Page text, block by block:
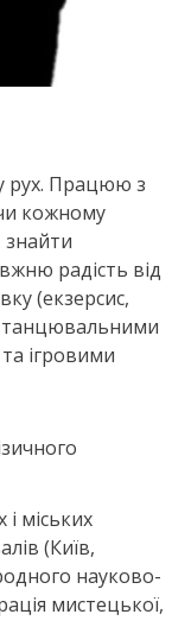
рух. Працюю з
кожному
знайти
радість від
(екзерсис,
танцювальними
ігровими
міських
(Київ,
науково-
мистецької,